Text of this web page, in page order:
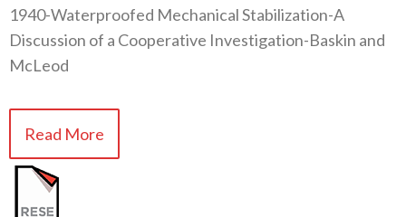
1940-Waterproofed Mechanical Stabilization-A
Discussion of a Cooperative Investigation-Baskin and
McLeod
Read More